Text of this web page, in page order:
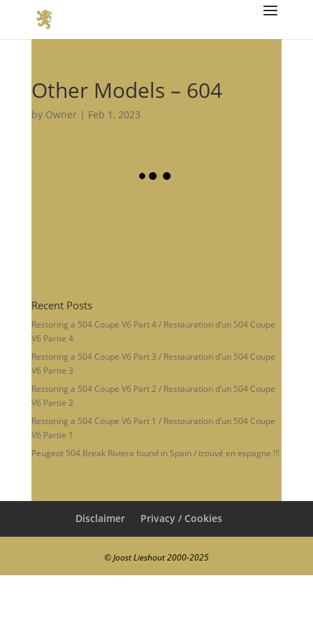
Other Models – 604
by Owner| Feb 1, 2023
Recent Posts
Restoring a 504 Coupe V6 Part 4 / Restauration d’un 504 Coupe
V6 Partie 4
Restoring a 504 Coupe V6 Part 3 / Restauration d’un 504 Coupe
V6 Partie 3
Restoring a 504 Coupe V6 Part 2 / Restauration d’un 504 Coupe
V6 Partie 2
Restoring a 504 Coupe V6 Part 1 / Restauration d’un 504 Coupe
V6 Partie 1
Peugeot 504 Break Riviera found in Spain / trouvé en espagne !!!
Disclaimer Privacy / Cookies
© Joost Lieshout 2000-2025